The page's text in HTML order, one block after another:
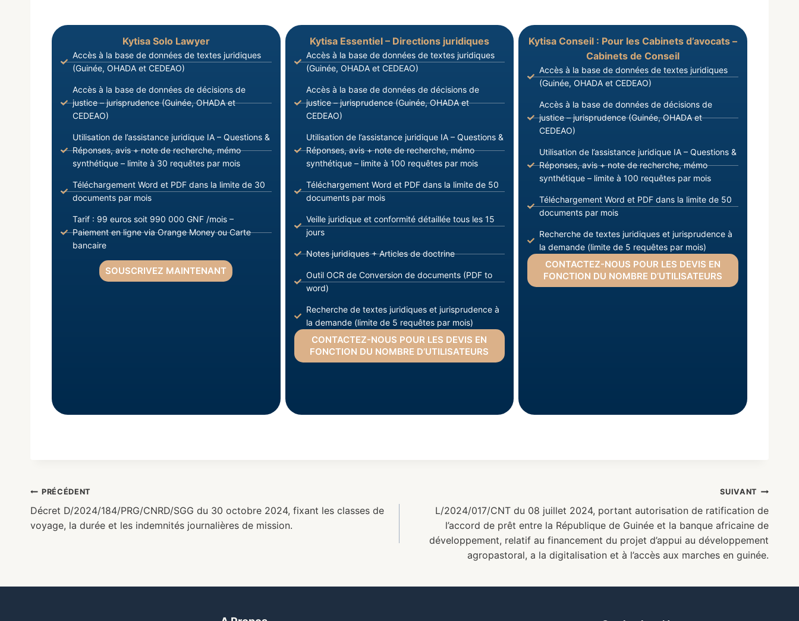
Kytisa Solo Lawyer
Accès à la base de données de textes juridiques
(Guinée, OHADA et CEDEAO)
Accès à la base de données de décisions de
justice – jurisprudence (Guinée, OHADA et
CEDEAO)
Utilisation de l’assistance juridique IA – Questions &
Réponses, avis + note de recherche, mémo
synthétique – limite à 30 requêtes par mois
Téléchargement Word et PDF dans la limite de 30
documents par mois
Tarif : 99 euros soit 990 000 GNF /mois –
Paiement en ligne via Orange Money ou Carte
bancaire
SOUSCRIVEZ MAINTENANT
Kytisa Essentiel – Directions juridiques
Accès à la base de données de textes juridiques
(Guinée, OHADA et CEDEAO)
Accès à la base de données de décisions de
justice – jurisprudence (Guinée, OHADA et
CEDEAO)
Utilisation de l’assistance juridique IA – Questions &
Réponses, avis + note de recherche, mémo
synthétique – limite à 100 requêtes par mois
Téléchargement Word et PDF dans la limite de 50
documents par mois
Veille juridique et conformité détaillée tous les 15
jours
Notes juridiques + Articles de doctrine
Outil OCR de Conversion de documents (PDF to
word)
Recherche de textes juridiques et jurisprudence à
la demande (limite de 5 requêtes par mois)
CONTACTEZ-NOUS POUR LES DEVIS EN
FONCTION DU NOMBRE D’UTILISATEURS
Kytisa Conseil : Pour les Cabinets d’avocats –
Cabinets de Conseil
Accès à la base de données de textes juridiques
(Guinée, OHADA et CEDEAO)
Accès à la base de données de décisions de
justice – jurisprudence (Guinée, OHADA et
CEDEAO)
Utilisation de l’assistance juridique IA – Questions &
Réponses, avis + note de recherche, mémo
synthétique – limite à 100 requêtes par mois
Téléchargement Word et PDF dans la limite de 50
documents par mois
Recherche de textes juridiques et jurisprudence à
la demande (limite de 5 requêtes par mois)
CONTACTEZ-NOUS POUR LES DEVIS EN
FONCTION DU NOMBRE D’UTILISATEURS
PRÉCÉDENT
Décret D/2024/184/PRG/CNRD/SGG du 30 octobre 2024, fixant les classes de
voyage, la durée et les indemnités journalières de mission.
SUIVANT
L/2024/017/CNT du 08 juillet 2024, portant autorisation de ratification de
l’accord de prêt entre la République de Guinée et la banque africaine de
développement, relatif au financement du projet d’appui au développement
agropastoral, a la digitalisation et à l’accès aux marches en guinée.